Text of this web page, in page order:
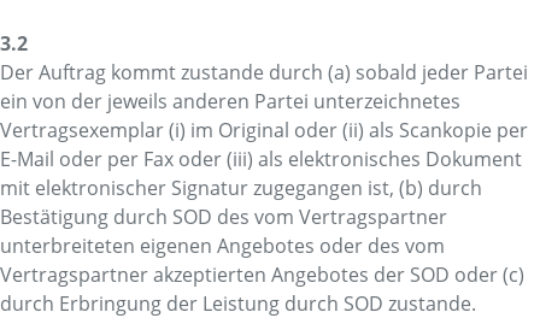
3.2
Der Auftrag kommt zustande durch (a) sobald jeder Partei
ein von der jeweils anderen Partei unterzeichnetes
Vertragsexemplar (i) im Original oder (ii) als Scankopie per
E-Mail oder per Fax oder (iii) als elektronisches Dokument
mit elektronischer Signatur zugegangen ist, (b) durch
Bestätigung durch SOD des vom Vertragspartner
unterbreiteten eigenen Angebotes oder des vom
Vertragspartner akzeptierten Angebotes der SOD oder (c)
durch Erbringung der Leistung durch SOD zustande.